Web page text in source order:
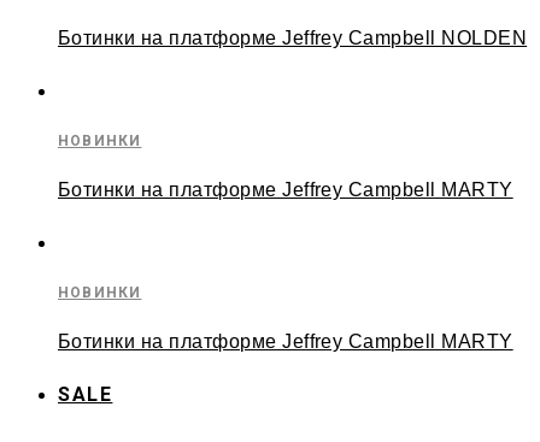
Ботинки на платформе Jeffrey Campbell NOLDEN
НОВИНКИ
Ботинки на платформе Jeffrey Campbell MARTY
НОВИНКИ
Ботинки на платформе Jeffrey Campbell MARTY
SALE